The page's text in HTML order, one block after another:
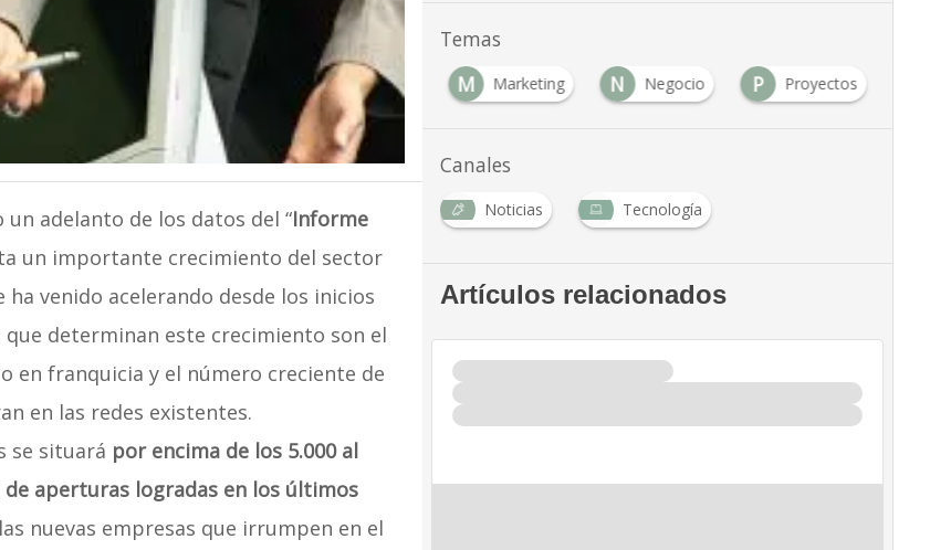
adelanto de los datos del “Informe
un importante crecimiento del sector
venido acelerando desde los inicios
determinan este crecimiento son el
en franquicia y el número creciente de
en las redes existentes.
se situará por encima de los 5.000 al
aperturas logradas en los últimos
nuevas empresas que irrumpen en el
Temas
Emprendedores M Marketing N Negocio P Proyectos
Canales
Noticias Tecnología
Artículos relacionados